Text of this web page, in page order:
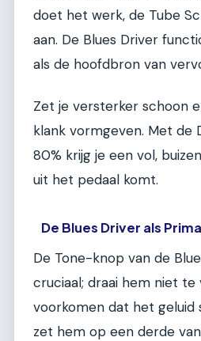
doet het werk, de Tube
aan. De Blues Driver
als de hoofdbron van
Zet je versterker schoon
klank vormgeven. Met de
80% krijg je een vol,
uit het pedaal komt.
De Blues Driver als
De Tone-knop van de
cruciaal; draai hem niet
voorkomen dat het geluid
zet hem op een derde